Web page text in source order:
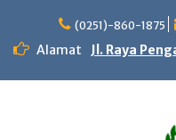
content
(0251)-860-1875
Alamat Jl. Raya